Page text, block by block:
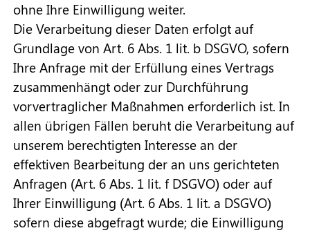
ohne Ihre Einwilligung weiter.
Die Verarbeitung dieser Daten erfolgt auf
Grundlage von Art. 6 Abs. 1 lit. b DSGVO, sofern
Ihre Anfrage mit der Erfüllung eines Vertrags
zusammenhängt oder zur Durchführung
vorvertraglicher Maßnahmen erforderlich ist. In
allen übrigen Fällen beruht die Verarbeitung auf
unserem berechtigten Interesse an der
effektiven Bearbeitung der an uns gerichteten
Anfragen (Art. 6 Abs. 1 lit. f DSGVO) oder auf
Ihrer Einwilligung (Art. 6 Abs. 1 lit. a DSGVO)
sofern diese abgefragt wurde; die Einwilligung